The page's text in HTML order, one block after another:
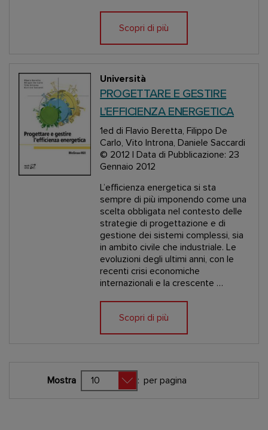
Scopri di più
Università
PROGETTARE E GESTIRE
L'EFFICIENZA ENERGETICA
1ed di Flavio Beretta, Filippo De
Carlo, Vito Introna, Daniele Saccardi
© 2012 | Data di Pubblicazione: 23
Gennaio 2012
L’efficienza energetica si sta
sempre di più imponendo come una
scelta obbligata nel contesto delle
strategie di progettazione e di
gestione dei sistemi complessi, sia
in ambito civile che industriale. Le
evoluzioni degli ultimi anni, con le
recenti crisi economiche
internazionali e la crescente …
Scopri di più
Mostra : per pagina